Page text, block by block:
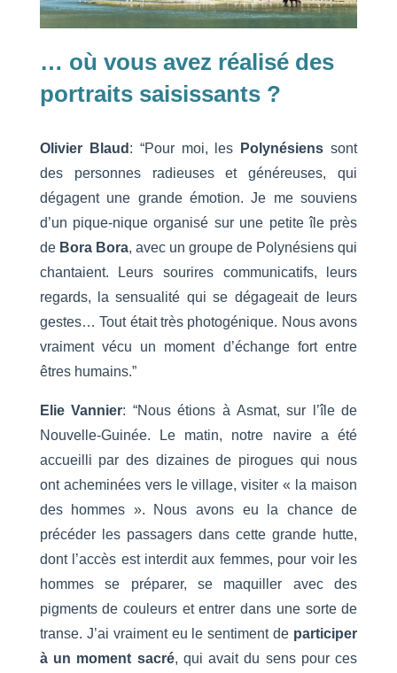
… où vous avez réalisé des
portraits saisissants ?
Olivier Blaud : “Pour moi, les Polynésiens sont
des personnes radieuses et généreuses, qui
dégagent une grande émotion. Je me souviens
d’un pique-nique organisé sur une petite île près
de Bora Bora, avec un groupe de Polynésiens qui
chantaient. Leurs sourires communicatifs, leurs
regards, la sensualité qui se dégageait de leurs
gestes… Tout était très photogénique. Nous avons
vraiment vécu un moment d’échange fort entre
êtres humains.”
Elie Vannier: “Nous étions à Asmat, sur l’île de
Nouvelle-Guinée. Le matin, notre navire a été
accueilli par des dizaines de pirogues qui nous
ont acheminées vers le village, visiter « la maison
des hommes ». Nous avons eu la chance de
précéder les passagers dans cette grande hutte,
dont l’accès est interdit aux femmes, pour voir les
hommes se préparer, se maquiller avec des
pigments de couleurs et entrer dans une sorte de
transe. J’ai vraiment eu le sentiment de participer
à un moment sacré, qui avait du sens pour ces